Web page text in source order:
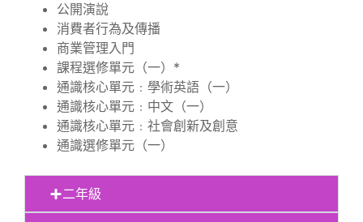
公開演說
消費者行為及傳播
商業管理入門
課程選修單元（一）*
通識核心單元﹕學術英語（一）
通識核心單元﹕中文（一）
通識核心單元﹕社會創新及創意
通識選修單元（一）
二年級